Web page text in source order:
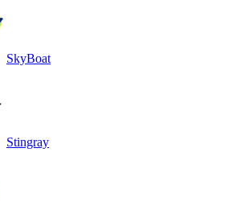
SkyBoat
Stingray